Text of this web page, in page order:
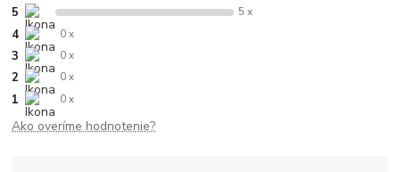
5 5 x
4 0 x
3 0 x
2 0 x
1 0 x
Ako overíme hodnotenie?